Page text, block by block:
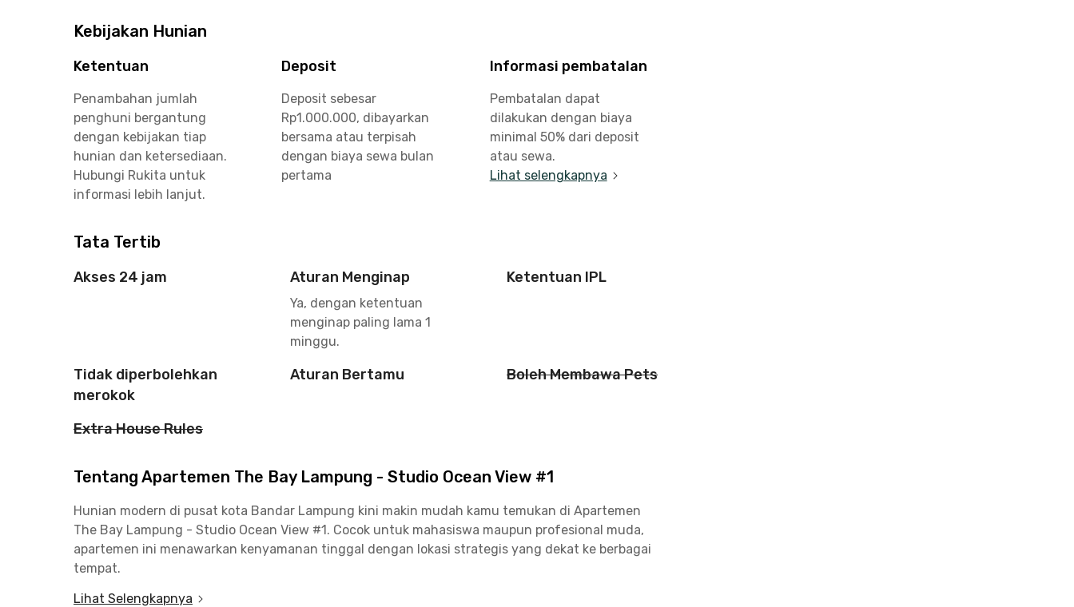
Kebijakan Hunian
Ketentuan
Penambahan jumlah
penghuni bergantung
dengan kebijakan tiap
hunian dan ketersediaan.
Hubungi Rukita untuk
informasi lebih lanjut.
Deposit
Deposit sebesar
Rp1.000.000, dibayarkan
bersama atau terpisah
dengan biaya sewa bulan
pertama
Informasi pembatalan
Pembatalan dapat
dilakukan dengan biaya
minimal 50% dari deposit
atau sewa.
Lihat selengkapnya
Tata Tertib
Akses 24 jam Aturan Menginap
Ya, dengan ketentuan
menginap paling lama 1
minggu.
Ketentuan IPL
Tidak diperbolehkan
merokok
Aturan Bertamu Boleh Membawa Pets
Extra House Rules
Tentang Apartemen The Bay Lampung - Studio Ocean View #1
Hunian modern di pusat kota Bandar Lampung kini makin mudah kamu temukan di Apartemen
The Bay Lampung - Studio Ocean View #1. Cocok untuk mahasiswa maupun profesional muda,
apartemen ini menawarkan kenyamanan tinggal dengan lokasi strategis yang dekat ke berbagai
tempat.
Lihat Selengkapnya